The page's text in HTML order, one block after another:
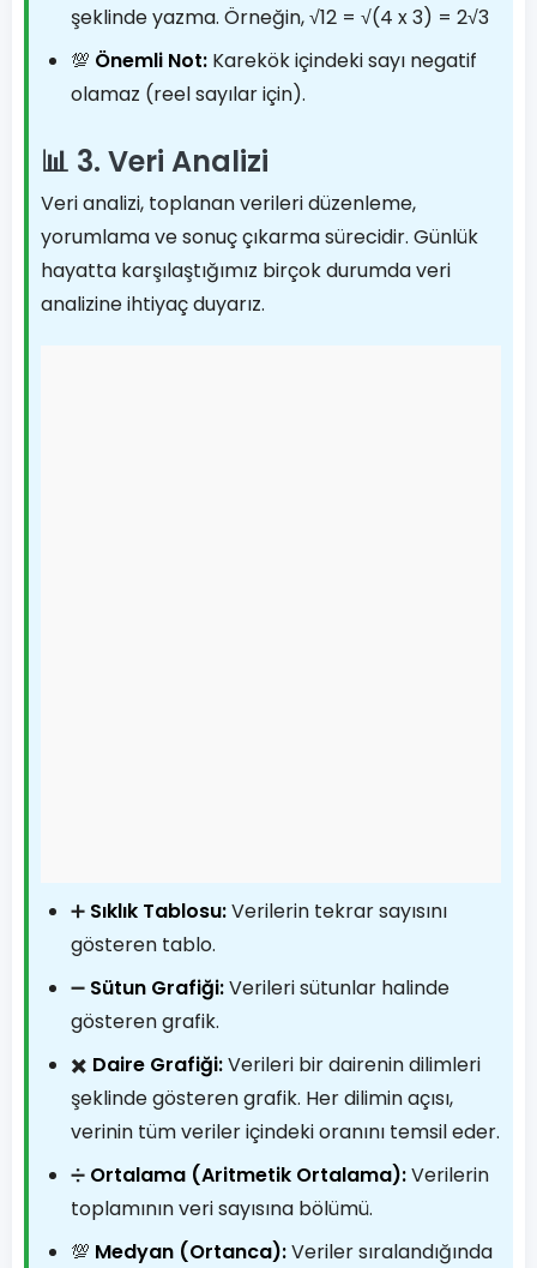
şeklinde yazma. Örneğin, √12 = √(4 x 3) = 2√3
💯 Önemli Not: Karekök içindeki sayı negatif
olamaz (reel sayılar için).
📊 3. Veri Analizi
Veri analizi, toplanan verileri düzenleme,
yorumlama ve sonuç çıkarma sürecidir. Günlük
hayatta karşılaştığımız birçok durumda veri
analizine ihtiyaç duyarız.
➕ Sıklık Tablosu:Verilerin tekrar sayısını
gösteren tablo.
➖ Sütun Grafiği:Verileri sütunlar halinde
gösteren grafik.
✖️ Daire Grafiği:Verileri bir dairenin dilimleri
şeklinde gösteren grafik. Her dilimin açısı,
verinin tüm veriler içindeki oranını temsil eder.
➗ Ortalama (Aritmetik Ortalama):Verilerin
toplamının veri sayısına bölümü.
💯 Medyan (Ortanca):Veriler sıralandığında